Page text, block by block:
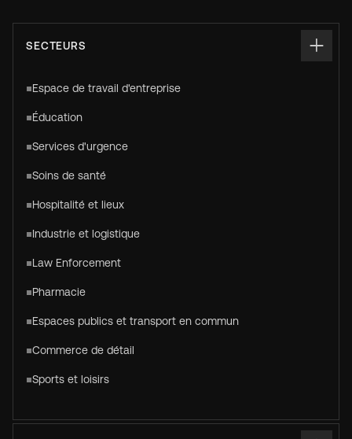
SECTEURS
Espace de travail d'entreprise
Éducation
Services d'urgence
Soins de santé
Hospitalité et lieux
Industrie et logistique
Law Enforcement
Pharmacie
Espaces publics et transport en commun
Commerce de détail
Sports et loisirs